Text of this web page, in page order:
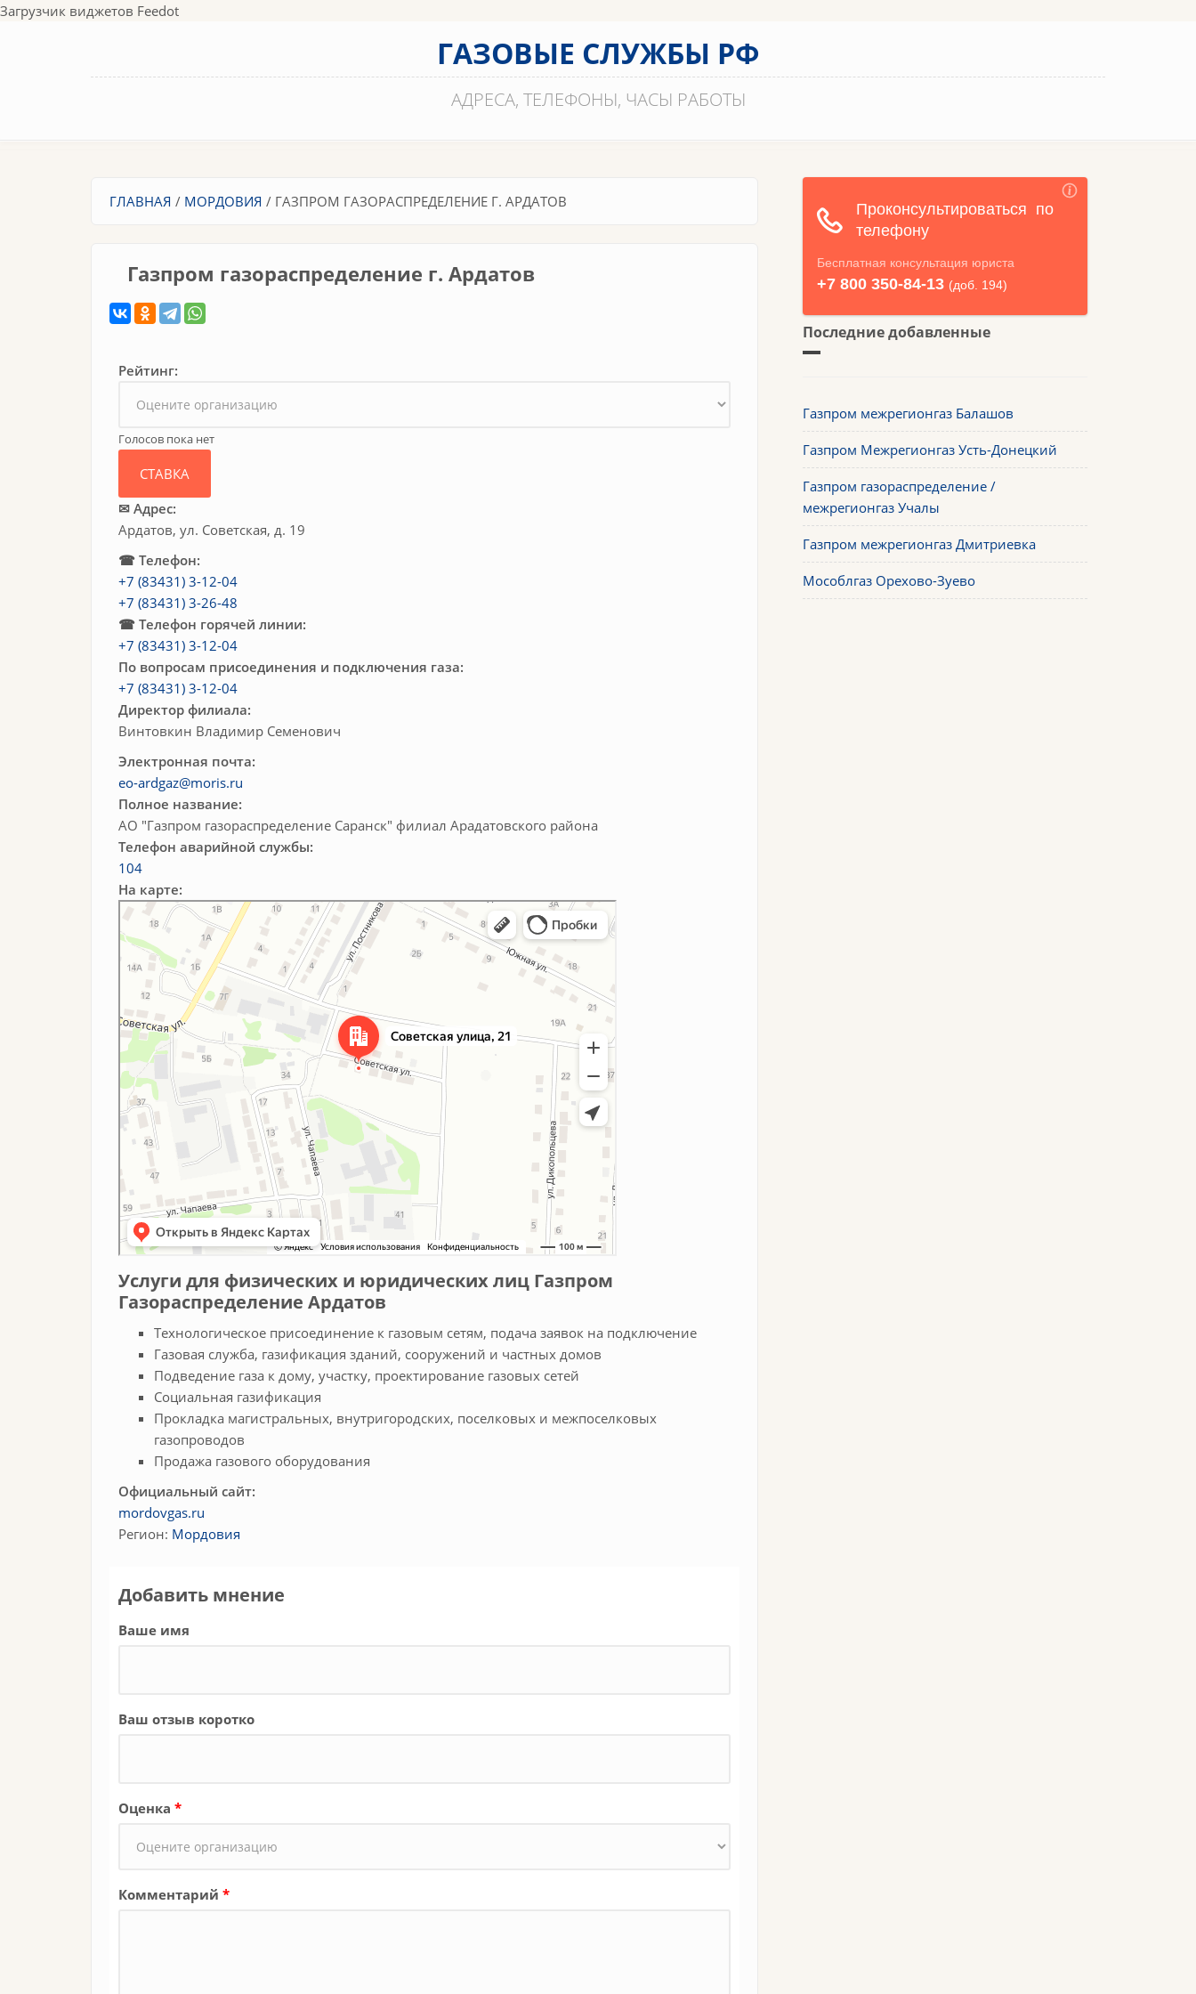
Перейти к основному содержанию
Загрузчик виджетов Feedot
ГАЗОВЫЕ СЛУЖБЫ РФ
АДРЕСА, ТЕЛЕФОНЫ, ЧАСЫ РАБОТЫ
Вы здесь
ГЛАВНАЯ / МОРДОВИЯ / ГАЗПРОМ ГАЗОРАСПРЕДЕЛЕНИЕ Г. АРДАТОВ
Газпром газораспределение г. Ардатов
Рейтинг:
Голосов пока нет
✉ Адрес:
Ардатов, ул. Советская, д. 19
☎ Телефон:
+7 (83431) 3-12-04
+7 (83431) 3-26-48
☎ Телефон горячей линии:
+7 (83431) 3-12-04
По вопросам присоединения и подключения газа:
+7 (83431) 3-12-04
Директор филиала:
Винтовкин Владимир Семенович
Электронная почта:
eo-ardgaz@moris.ru
Полное название:
АО "Газпром газораспределение Саранск" филиал Арадатовского района
Телефон аварийной службы:
104
На карте:
Советская улица, 21 — Яндекс.Карты
Услуги для физических и юридических лиц Газпром
Газораспределение Ардатов
Технологическое присоединение к газовым сетям, подача заявок на подключение
Газовая служба, газификация зданий, сооружений и частных домов
Подведение газа к дому, участку, проектирование газовых сетей
Социальная газификация
Прокладка магистральных, внутригородских, поселковых и межпоселковых
газопроводов
Продажа газового оборудования
Официальный сайт:
mordovgas.ru
Регион: Мордовия
Добавить мнение
Ваше имя
Ваш отзыв коротко
Оценка *
Комментарий *
Последние добавленные
Газпром межрегионгаз Балашов
Газпром Межрегионгаз Усть-Донецкий
Газпром газораспределение /
межрегионгаз Учалы
Газпром межрегионгаз Дмитриевка
Мособлгаз Орехово-Зуево